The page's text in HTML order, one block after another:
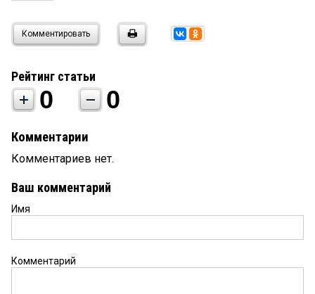
Комментировать
Рейтинг статьи
0 0
Комментарии
Комментариев нет.
Ваш комментарий
Имя
Комментарий